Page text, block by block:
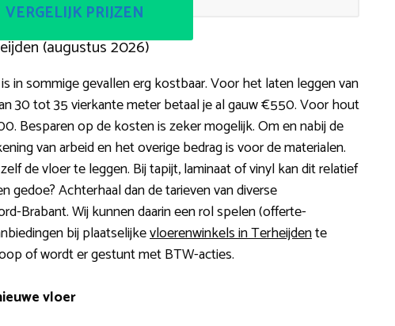
VERGELIJK PRIJZEN
(augustus 2026)
in sommige gevallen erg kostbaar. Voor het laten leggen van
30 tot 35 vierkante meter betaal je al gauw €550. Voor hout
Besparen op de kosten is zeker mogelijk. Om en nabij de
van arbeid en het overige bedrag is voor de materialen.
de vloer te leggen. Bij tapijt, laminaat of vinyl kan dit relatief
gedoe? Achterhaal dan de tarieven van diverse
Brabant. Wij kunnen daarin een rol spelen (offerte-
bij plaatselijkevloerenwinkels in Terheijdente
of wordt er gestunt met BTW-acties.
vloer